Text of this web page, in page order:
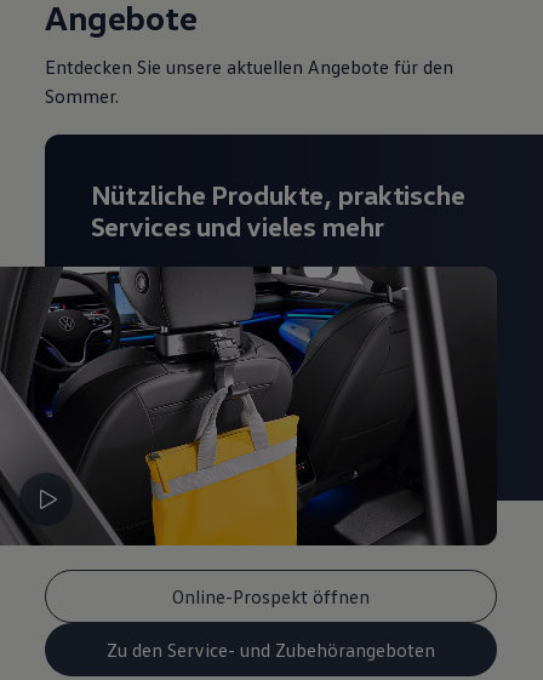
Angebote
Entdecken Sie unsere aktuellen Angebote für den
Sommer.
Online-Prospekt öffnen
Zu den Service- und Zubehörangeboten
Nützliche Produkte, praktische
Services und vieles mehr